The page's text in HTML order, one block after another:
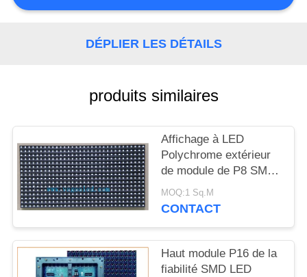
CONTACTER
NOUVELLES
DEMANDEZ
UN
DEVIS
PLAN
DU
SITE
DÉPLIER LES DÉTAILS
produits similaires
Affichage à LED
Polychrome extérieur
de module de P8 SMD
LED
1R1G1B/SMD3535
MOQ:1 Sq.M
CONTACT
Haut module P16 de la
fiabilité SMD LED